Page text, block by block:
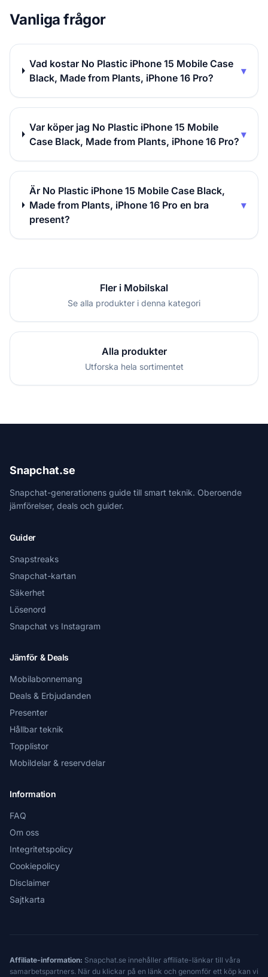
Vanliga frågor
Vad kostar No Plastic iPhone 15 Mobile Case
Black, Made from Plants, iPhone 16 Pro?
▾
Var köper jag No Plastic iPhone 15 Mobile
Case Black, Made from Plants, iPhone 16 Pro?
▾
Är No Plastic iPhone 15 Mobile Case Black,
Made from Plants, iPhone 16 Pro en bra
present?
▾
Fler i Mobilskal
Se alla produkter i denna kategori
Alla produkter
Utforska hela sortimentet
Snapchat.se
Snapchat-generationens guide till smart teknik. Oberoende
jämförelser, deals och guider.
Guider
Snapstreaks
Snapchat-kartan
Säkerhet
Lösenord
Snapchat vs Instagram
Jämför & Deals
Mobilabonnemang
Deals & Erbjudanden
Presenter
Hållbar teknik
Topplistor
Mobildelar & reservdelar
Information
FAQ
Om oss
Integritetspolicy
Cookiepolicy
Disclaimer
Sajtkarta
Affiliate-information: Snapchat.se innehåller affiliate-länkar till våra
samarbetspartners. När du klickar på en länk och genomför ett köp kan vi